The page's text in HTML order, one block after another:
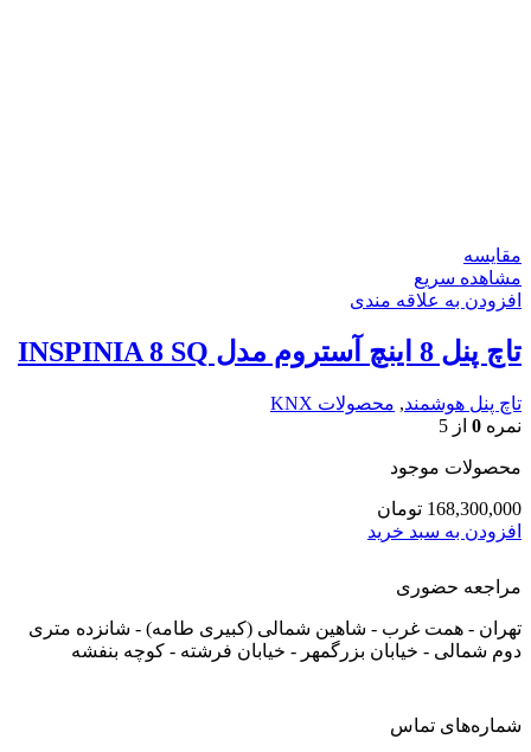
مقایسه
مشاهده سریع
افزودن به علاقه مندی
تاچ پنل 8 اینچ آستروم مدل INSPINIA 8 SQ
تاچ پنل هوشمند, محصولات KNX
نمره 0 از 5
محصولات موجود
168,300,000 تومان
افزودن به سبد خرید
مراجعه حضوری
تهران - همت غرب - شاهین شمالی (کبیری طامه) - شانزده متری
دوم شمالی - خیابان بزرگمهر - خیابان فرشته - کوچه بنفشه
شماره‌های تماس